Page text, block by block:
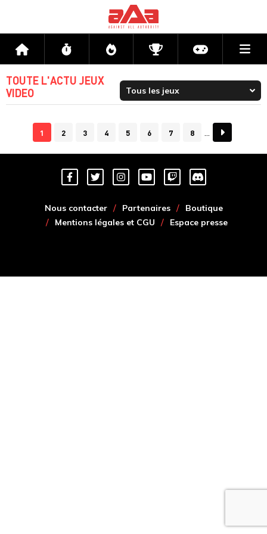
Accueil Flux Directs CompétitionsActu jeux
TOUTE L'ACTU JEUX
VIDEO
1 2 3 4 5 6 7 8
Nous contacter Partenaires
Boutique
Mentions légales et CGU
Espace presse